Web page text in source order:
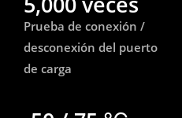
Prueba de conexión /
desconexión del puerto
de carga